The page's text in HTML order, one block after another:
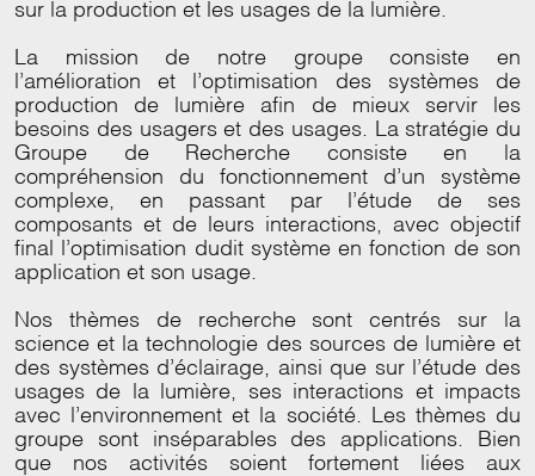
sur la production et les usages de la lumière.
La mission de notre groupe consiste en
l’amélioration et l’optimisation des systèmes de
production de lumière afin de mieux servir les
besoins des usagers et des usages. La stratégie du
Groupe de Recherche consiste en la
compréhension du fonctionnement d’un système
complexe, en passant par l’étude de ses
composants et de leurs interactions, avec objectif
final l’optimisation dudit système en fonction de son
application et son usage.
Nos thèmes de recherche sont centrés sur la
science et la technologie des sources de lumière et
des systèmes d’éclairage, ainsi que sur l’étude des
usages de la lumière, ses interactions et impacts
avec l’environnement et la société. Les thèmes du
groupe sont inséparables des applications. Bien
que nos activités soient fortement liées aux